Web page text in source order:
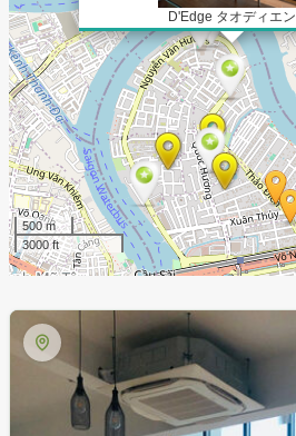
D'Edge タオディエン
500 m
3000 ft